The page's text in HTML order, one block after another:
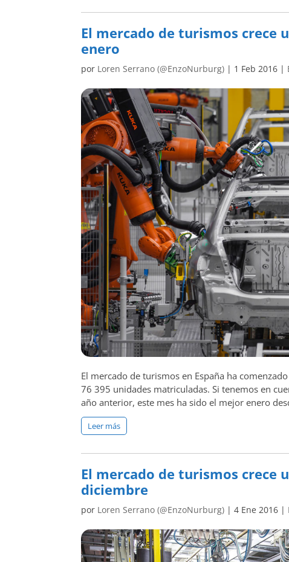
El mercado de turismos crece
enero
por Loren Serrano (@EnzoNurburg) | 1 Feb 2016 |
El mercado de turismos en España ha
76 395 unidades matriculadas. Si tenemos en
año anterior, este mes ha sido el mejor enero
Leer más
El mercado de turismos crece
diciembre
por Loren Serrano (@EnzoNurburg) |4 Ene 2016 |